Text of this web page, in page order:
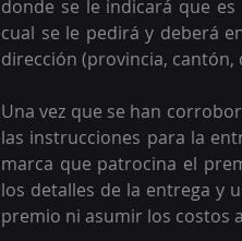
donde se le indicará que
cual se le pedirá y deberá
dirección (provincia, cantón,
Una vez que se han
las instrucciones para la
marca que patrocina el
los detalles de la entrega y
premio ni asumir los costos